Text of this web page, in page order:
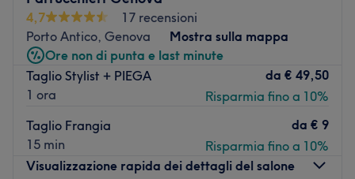
Il salone si trova a 1 minuto a piedi dalla fermata bus
Palestro 2/.
Il team:
Sanja è una hairstylist che si prende cura dei tuoi capelli
con trattamenti di alta qualità.
I punti forti del salone:
Atmosfera: cortese e professionale.
Specializzato in: taglio, piega e colore.
4,7
17 recensioni
Porto Antico, Genova
Mostra sulla mappa
Ore non di punta e last minute
Taglio Stylist + PIEGA
1 ora
da € 49,50
Risparmia fino a 10%
Taglio Frangia
15 min
da € 9
Risparmia fino a 10%
Visualizzazione rapida dei dettagli del salone